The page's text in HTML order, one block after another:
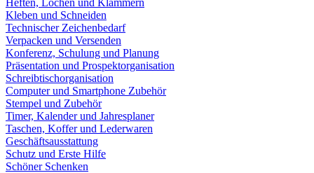
Heften, Lochen und Klammern
Kleben und Schneiden
Technischer Zeichenbedarf
Verpacken und Versenden
Konferenz, Schulung und Planung
Präsentation und Prospektorganisation
Schreibtischorganisation
Computer und Smartphone Zubehör
Stempel und Zubehör
Timer, Kalender und Jahresplaner
Taschen, Koffer und Lederwaren
Geschäftsausstattung
Schutz und Erste Hilfe
Schöner Schenken